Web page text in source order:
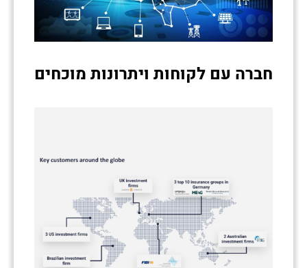
חברה עם לקוחות ויתרונות מוכחים